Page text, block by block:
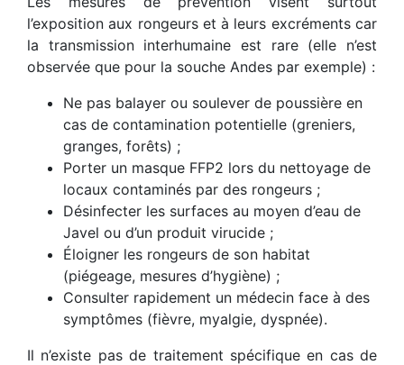
l’exposition aux rongeurs et à leurs excréments car
la transmission interhumaine est rare (elle n’est
observée que pour la souche Andes par exemple) :
Ne pas balayer ou soulever de poussière en
cas de contamination potentielle (greniers,
granges, forêts) ;
Porter un masque FFP2 lors du nettoyage de
locaux contaminés par des rongeurs ;
Désinfecter les surfaces au moyen d’eau de
Javel ou d’un produit virucide ;
Éloigner les rongeurs de son habitat
(piégeage, mesures d’hygiène) ;
Consulter rapidement un médecin face à des
symptômes (fièvre, myalgie, dyspnée).
Il n’existe pas de traitement spécifique en cas de